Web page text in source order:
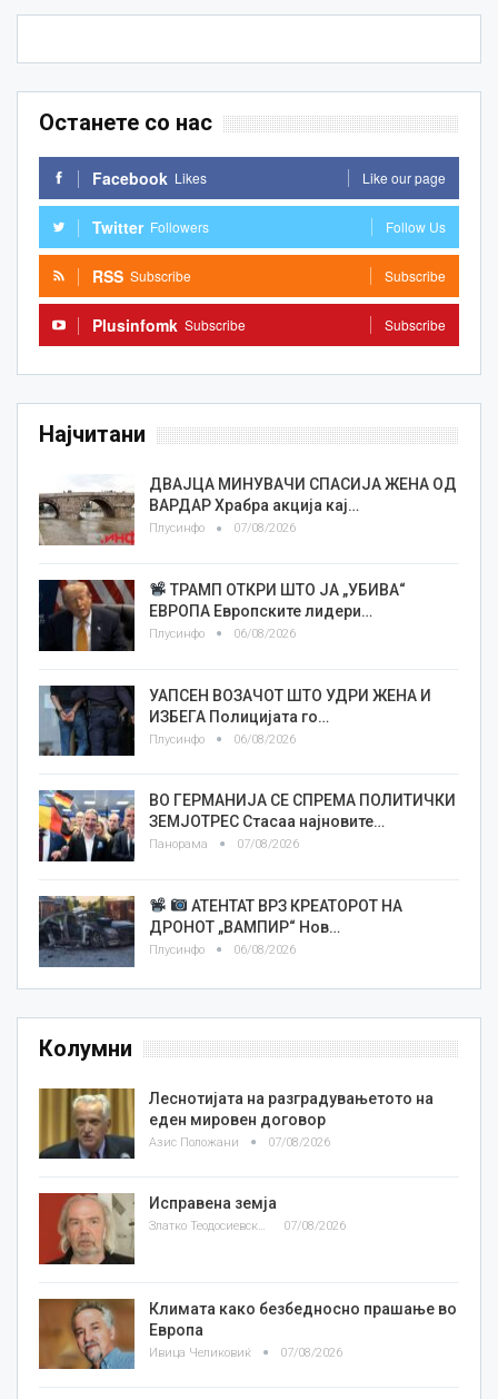
Останете со нас
Facebook Likes Like our page
Twitter Followers Follow Us
RSS Subscribe Subscribe
Plusinfomk Subscribe Subscribe
Најчитани
ДВАЈЦА МИНУВАЧИ СПАСИЈА ЖЕНА ОД
ВАРДАР Храбра акција кај…
Плусинфо 07/08/2026
ТРАМП ОТКРИ ШТО ЈА „УБИВА“
ЕВРОПА Европските лидери…
Плусинфо 06/08/2026
УАПСЕН ВОЗАЧОТ ШТО УДРИ ЖЕНА И
ИЗБЕГА Полицијата го…
Плусинфо 06/08/2026
ВО ГЕРМАНИЈА СЕ СПРЕМА ПОЛИТИЧКИ
ЗЕМЈОТРЕС Стасаа најновите…
Панорама 07/08/2026
АТЕНТАТ ВРЗ КРЕАТОРОТ НА
ДРОНОТ „ВАМПИР“ Нов…
Плусинфо 06/08/2026
Колумни
Леснотијата на разградувањетото на
еден мировен договор
Азис Положани 07/08/2026
Исправена земја
Златко Теодосиевски 07/08/2026
Климата како безбедносно прашање во
Европа
Ивица Челиковиќ 07/08/2026